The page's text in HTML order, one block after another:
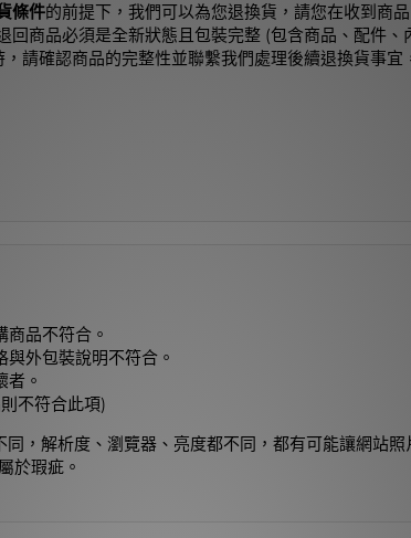
條件的前提下，我們可以為您退換貨，請您在收到商品
回商品必須是全新狀態且包裝完整 (包含商品、配件、
請確認商品的完整性並聯繫我們處理後續退換貨事宜
品不符合。
外包裝說明不符合。
者。
不符合此項)
，解析度、瀏覽器、亮度都不同，都有可能讓網站照
於瑕疵。